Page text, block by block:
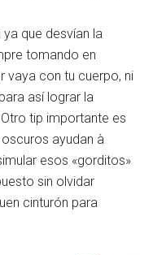
que desvían la
tomando en
vaya con tu cuerpo, ni
así lograr la
tip importante es
ayudan à
esos «gorditos»
sin olvidar
cinturón para